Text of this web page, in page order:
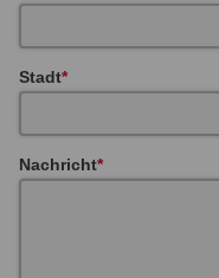
Stadt
Nachricht